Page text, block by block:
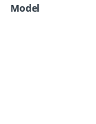
Model